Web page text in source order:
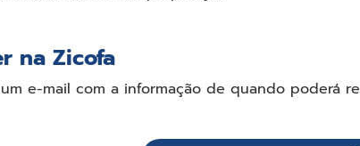
na Zicofa
e-mail com a informação de quando poderá